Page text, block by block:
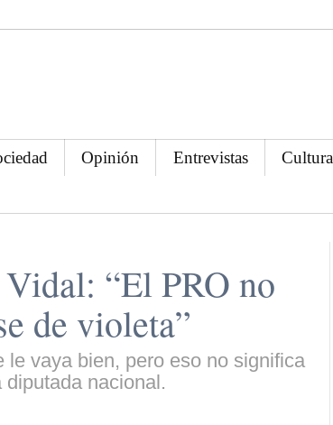
Opinión Entrevistas Cultura
“El PRO no
de violeta”
le vaya bien, pero eso no significa
nacional.